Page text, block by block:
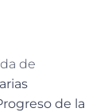
de
de la